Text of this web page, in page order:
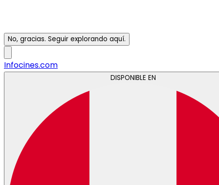
No, gracias. Seguir explorando aquí.
Infocines.com
DISPONIBLE EN